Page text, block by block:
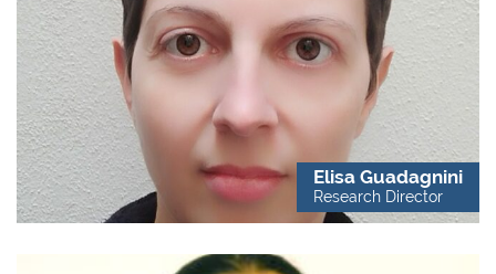
Elisa Guadagnini
Research Director